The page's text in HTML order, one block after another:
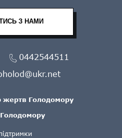
жертв Голодомору
З НАМИ
0442544511